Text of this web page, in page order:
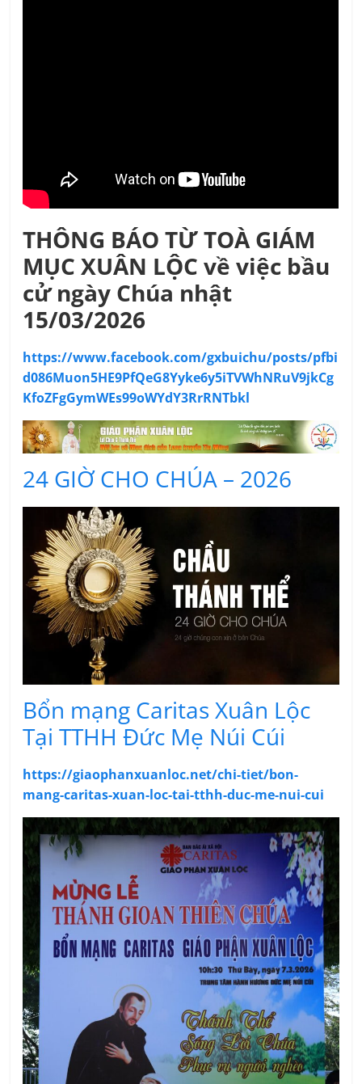
THÔNG BÁO TỪ TOÀ GIÁM
MỤC XUÂN LỘC về việc bầu
cử ngày Chúa nhật
15/03/2026
https://www.facebook.com/gxbuichu/posts/pfbi
d086Muon5HE9PfQeG8Yyke6y5iTVWhNRuV9jkCg
KfoZFgGymWEs99oWYdY3RrRNTbkl
24 GIỜ CHO CHÚA – 2026
Bổn mạng Caritas Xuân Lộc
Tại TTHH Đức Mẹ Núi Cúi
https://giaophanxuanloc.net/chi-tiet/bon-
mang-caritas-xuan-loc-tai-tthh-duc-me-nui-cui